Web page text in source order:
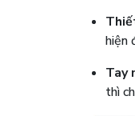
hiện
Tay
thì